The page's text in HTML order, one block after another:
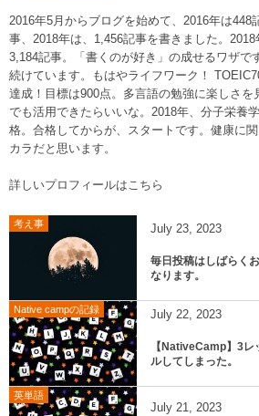
2016年5月からブログを始めて、2016年は448
事、2018年は、1,456記事を書きました。2018
3,184記事。「書くのが好き」の成せるワザで
続けています。もはやライフワーク！
達成！目標は900点。多言語の勉強に楽しさを
でも活用できたらいいな。2018年、分子栄養
格。合格してからが、スタートです。健康に
カラだと思います。
詳しいプロフィールはこちら
考え事 July 23, 2023
毎日投稿はしばらく
なります。
Native campの記録 July 22, 2023
【NativeCamp】3
ルしてしまった。
英単語
July 21, 2023